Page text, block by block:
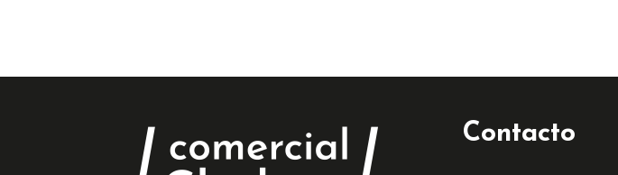
Contacto